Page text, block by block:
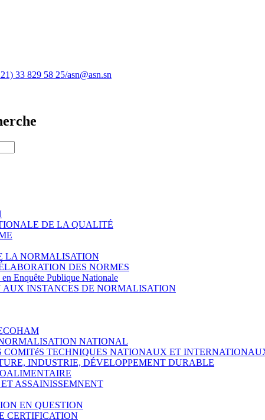
33 829 58 25/asn@asn.sn
DE LA QUALITÉ
LA NORMALISATION
DES NORMES
Enquête Publique Nationale
AUX INSTANCES DE NORMALISATION
NATIONAL
COMITéS TECHNIQUES NATIONAUX ET
INDUSTRIE, DÉVELOPPEMENT DURABLE
ASSAINISSEMNENT
EN QUESTION
CERTIFICATION